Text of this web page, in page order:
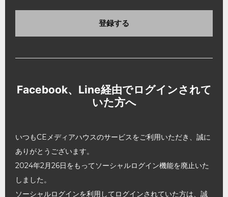
登録する
Facebook、Line経由でログインされて
いた方へ
いつもCEメディアハウスのサービスをご利用いただき、誠に
ありがとうございます。
2024年2月26日をもってソーシャルログイン機能を廃止いた
しました。
ソーシャルログインを利用してログインされていた方は、誠